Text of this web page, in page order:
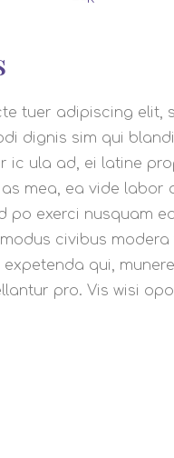
tuer adipiscing elit,
dignis sim qui
ic ula ad, ei latine
mea, ea vide labor
po exerci nusquam
civibus
qui,
pro. Vis wisi